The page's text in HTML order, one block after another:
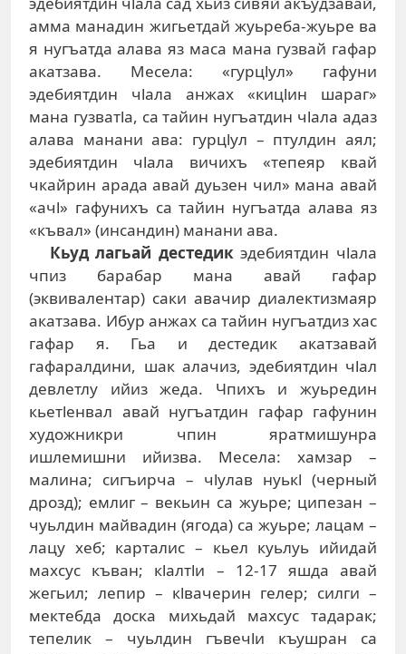
амма манадин жигьетдай жуьреба-жуьре ва
я нугъатда алава яз маса мана гузвай гафар
акатзава. Месела: «гурцlул» гафуни
эдебиятдин чlала анжах «кицlин шараг»
мана гузватlа, са тайин нугъатдин чlала адаз
алава манани ава: гурцlул – птулдин аял;
эдебиятдин чlала вичихъ «тепеяр квай
чкайрин арада авай дуьзен чил» мана авай
«ачl» гафунихъ са тайин нугъатда алава яз
«къвал» (инсандин) манани ава.
Кьуд лагьай дестедикэдебиятдин чlала
чпиз барабар мана авай гафар
(эквивалентар) саки авачир диалектизмаяр
акатзава. Ибур анжах са тайин нугъатдиз хас
гафар я. Гьа и дестедик акатзавай
гафаралдини, шак алачиз, эдебиятдин чlал
девлетлу ийиз жеда. Чпихъ и жуьредин
кьетlенвал авай нугъатдин гафар гафунин
художникри чпин яратмишунра
ишлемишни ийизва. Месела: хамзар –
малина; сигъирча – чlулав нуькl (черный
дрозд); емлиг – векьин са жуьре; ципезан –
чуьлдин майвадин (ягода) са жуьре; лацам –
лацу хеб; карталис – кьел куьлуь ийидай
махсус къван; кlалтlи – 12-17 яшда авай
жегьил; лепир – кlвачерин гелер; силги –
мектебда доска михьдай махсус тадарак;
тепелик – чуьлдин гъвечlи къушран са